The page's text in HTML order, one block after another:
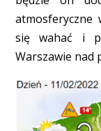
atmosferyczne
się wahać i
Warszawie nad